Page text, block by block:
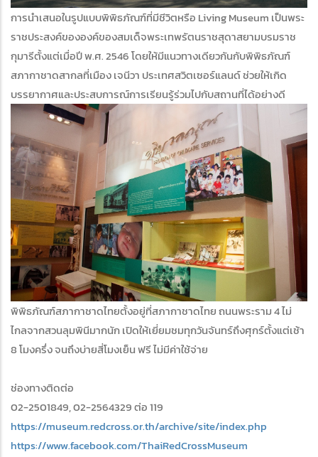
การนำเสนอในรูปแบบพิพิธภัณฑ์ที่มีชีวิตหรือ Living Museum เป็นพระ
ราชประสงค์ขององค์ของสมเด็จพระเทพรัตนราชสุดาสยามบรมราช
กุมารีตั้งแต่เมื่อปี พ.ศ. 2546 โดยให้มีแนวทางเดียวกันกับพิพิธภัณฑ์
สภากาชาดสากลที่เมือง เจนีวา ประเทศสวิตเซอร์แลนด์ ช่วยให้เกิด
บรรยากาศและประสบการณ์การเรียนรู้ร่วมไปกับสถานที่ได้อย่างดี
พิพิธภัณฑ์สภากาชาดไทยตั้งอยู่ที่สภากาชาดไทย ถนนพระราม 4 ไม่
ไกลจากสวนลุมพินีมากนัก เปิดให้เยี่ยมชมทุกวันจันทร์ถึงศุกร์ตั้งแต่เช้า
8 โมงครึ่ง จนถึงบ่ายสี่โมงเย็น ฟรี ไม่มีค่าใช้จ่าย
ช่องทางติดต่อ
02-2501849, 02-2564329 ต่อ 119
https://museum.redcross.or.th/archive/site/index.php
https://www.facebook.com/ThaiRedCrossMuseum